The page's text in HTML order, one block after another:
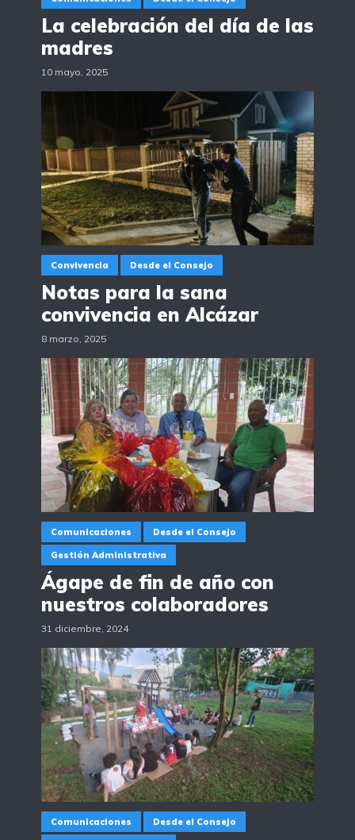
La celebración del día de las
madres
10 mayo, 2025
Convivencia Desde el Consejo
Notas para la sana
convivencia en Alcázar
8 marzo, 2025
Comunicaciones Desde el Consejo
Gestión Administrativa
Ágape de fin de año con
nuestros colaboradores
31 diciembre, 2024
Comunicaciones Desde el Consejo